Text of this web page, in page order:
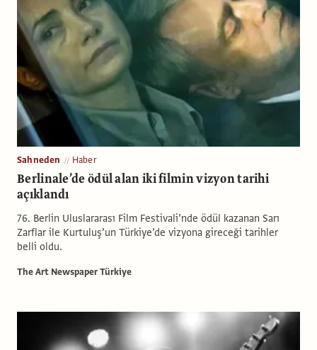
Sahneden Haber
Berlinale’de ödül alan iki filmin vizyon tarihi
açıklandı
76. Berlin Uluslararası Film Festivali’nde ödül kazanan Sarı
Zarflar ile Kurtuluş’un Türkiye’de vizyona gireceği tarihler
belli oldu.
The Art Newspaper Türkiye